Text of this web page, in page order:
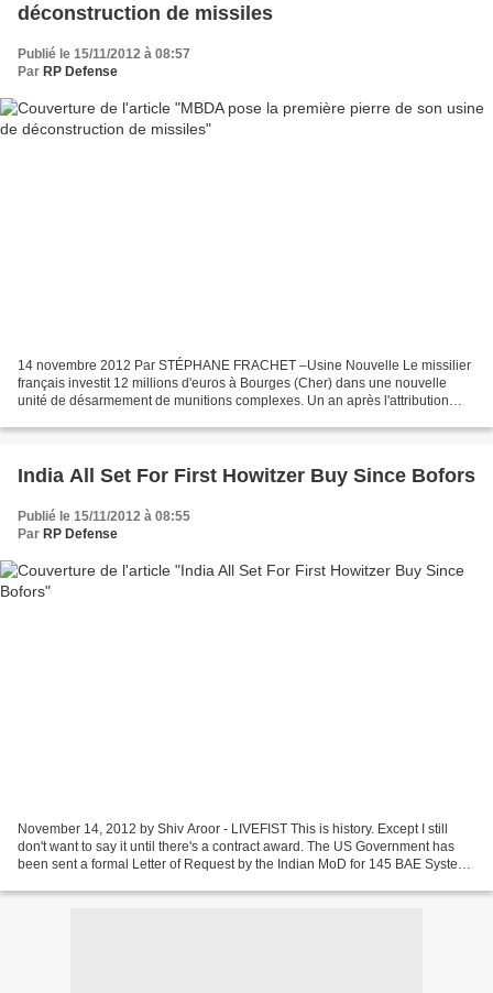
déconstruction de missiles
Publié le 15/11/2012 à 08:57
Par RP Defense
14 novembre 2012 Par STÉPHANE FRACHET –Usine Nouvelle Le missilier
français investit 12 millions d'euros à Bourges (Cher) dans une nouvelle
unité de désarmement de munitions complexes. Un an après l'attribution
India All Set For First Howitzer Buy Since Bofors
Publié le 15/11/2012 à 08:55
Par RP Defense
November 14, 2012 by Shiv Aroor - LIVEFIST This is history. Except I still
don't want to say it until there's a contract award. The US Government has
been sent a formal Letter of Request by the Indian MoD for 145 BAE Systems